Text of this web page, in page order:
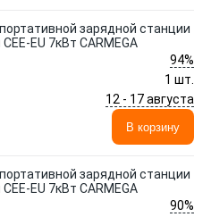
зарядной станции
EU 7кВт CARMEGA
94%
1 шт.
12 - 17 августа
В корзину
зарядной станции
EU 7кВт CARMEGA
90%